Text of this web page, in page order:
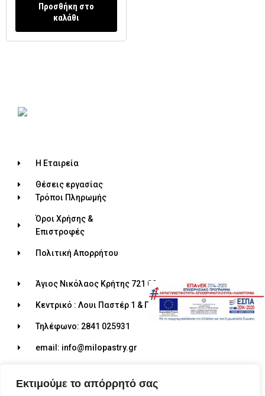
Εκτιμούμε το απόρρητό σας
Προσθήκη στο
καλάθι
Η Εταιρεία
Θέσεις εργασίας
Τρόποι Πληρωμής
Όροι Χρήσης &
Επιστροφές
Πολιτική Απορρήτου
Άγιος Νικόλαος Κρήτης 721 00
Κεντρικό : Λουι Παστέρ 1 & Πηγάσου 4
Τηλέφωνο: 2841 025931
email: info@milopastry.gr